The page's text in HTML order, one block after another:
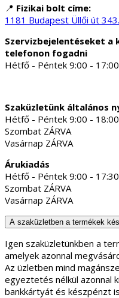
📍 Fizikai bolt címe:
1181 Budapest Üllői út 343.
Szervizbejelentéseket
telefonon fogadni
Hétfő - Péntek 9:00 - 17:00
Szaküzletünk általános
Hétfő - Péntek 9:00 - 18:00
Szombat ZÁRVA
Vasárnap ZÁRVA
Árukiadás
Hétfő - Péntek 9:00 - 17:30
Szombat ZÁRVA
Vasárnap ZÁRVA
A szaküzletben a termékek
Igen szaküzletünkben a
amelyek azonnal
Az üzletben mind
egyeztetés nélkül azonnal
bankkártyát és készpénzt